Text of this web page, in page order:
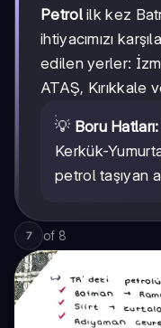
Petrolilk kez
ihtiyacımızı
edilen yerler:
ATAŞ, Kırıkkale
💡 Boru Hatları:
Kerkük-
petrol taşıyan
7 of 8